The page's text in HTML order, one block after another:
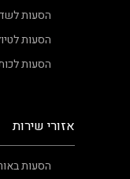
הסעות
הסעות
הסעות
אזורי שירות
הסעות